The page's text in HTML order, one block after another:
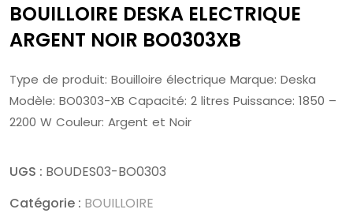
BOUILLOIRE DESKA ELECTRIQUE
ARGENT NOIR BO0303XB
Type de produit: Bouilloire électrique Marque: Deska
Modèle: BO0303-XB Capacité: 2 litres Puissance: 1850 –
2200 W Couleur: Argent et Noir
UGS : BOUDES03-BO0303
Catégorie : BOUILLOIRE